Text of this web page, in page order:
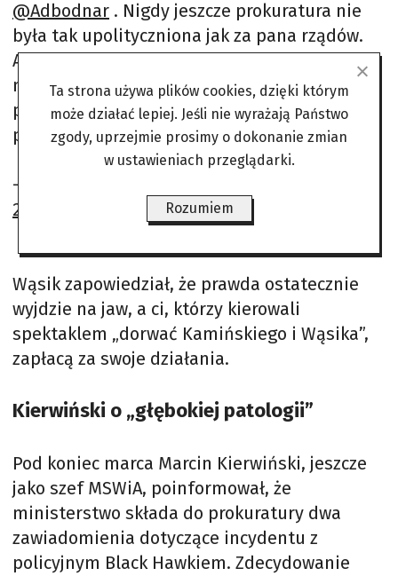
@Adbodnar . Nigdy jeszcze prokuratura nie
była tak upolityczniona jak za pana rządów.
Ale nie boję się ani pana, ani pana
mocodawcy Donalda Tuska. Wcześniej czy
później prawa zwycięży, a reżyserowie…
pic.twitter.com/Sz1viOPIi6
— Maciej Wąsik ?? (@WasikMaciej)
2024
Wąsik zapowiedział, że prawda ostatecznie
wyjdzie na jaw, a ci, którzy kierowali
spektaklem „dorwać Kamińskiego i Wąsika”,
zapłacą za swoje działania.
Kierwiński o „głębokiej patologii”
Pod koniec marca Marcin Kierwiński, jeszcze
jako szef MSWiA, poinformował, że
ministerstwo składa do prokuratury dwa
zawiadomienia dotyczące incydentu z
policyjnym Black Hawkiem. Zdecydowanie
Ta strona używa plików cookies, dzięki którym
może działać lepiej. Jeśli nie wyrażają Państwo
zgody, uprzejmie prosimy o dokonanie zmian
w ustawieniach przeglądarki.
Rozumiem